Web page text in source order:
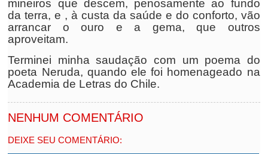
mineiros que descem, penosamente ao fundo
da terra, e , à custa da saúde e do conforto, vão
arrancar o ouro e a gema, que outros
aproveitam.
Terminei minha saudação com um poema do
poeta Neruda, quando ele foi homenageado na
Academia de Letras do Chile.
NENHUM COMENTÁRIO
DEIXE SEU COMENTÁRIO: